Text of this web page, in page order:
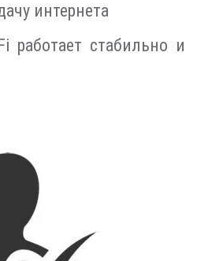
интернета
работает стабильно и